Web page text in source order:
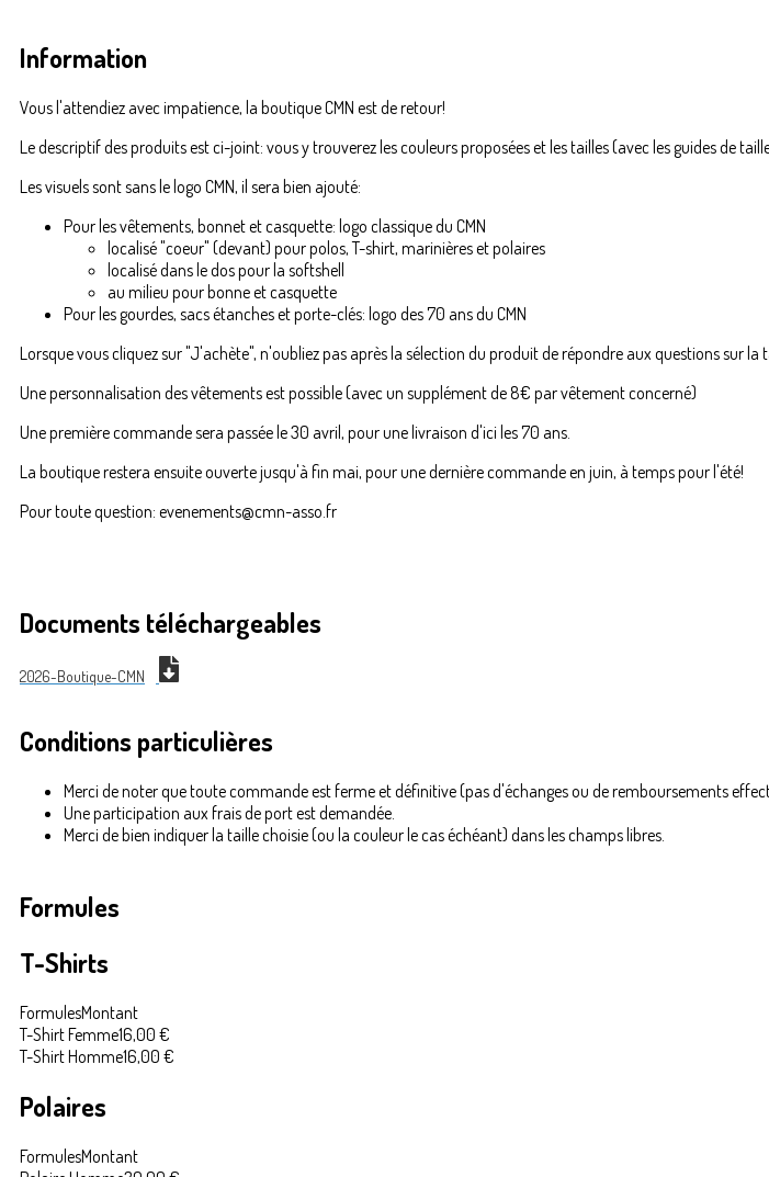
Information
Vous l'attendiez avec impatience, la boutique CMN est de retour!
Le descriptif des produits est ci-joint: vous y trouverez les couleurs proposées et les tailles (avec les guides de
Les visuels sont sans le logo CMN, il sera bien ajouté:
Pour les vêtements, bonnet et casquette: logo classique du CMN
localisé "coeur" (devant) pour polos, T-shirt, marinières et polaires
localisé dans le dos pour la softshell
au milieu pour bonne et casquette
Pour les gourdes, sacs étanches et porte-clés: logo des 70 ans du CMN
Lorsque vous cliquez sur "J'achète", n'oubliez pas après la sélection du produit de répondre aux questions sur
Une personnalisation des vêtements est possible (avec un supplément de 8€ par vêtement concerné)
Une première commande sera passée le 30 avril, pour une livraison d'ici les 70 ans.
La boutique restera ensuite ouverte jusqu'à fin mai, pour une dernière commande en juin, à temps pour l'été!
Pour toute question: evenements@cmn-asso.fr
Documents téléchargeables
2026-Boutique-CMN
Conditions particulières
Merci de noter que toute commande est ferme et définitive (pas d'échanges ou de remboursements
Une participation aux frais de port est demandée.
Merci de bien indiquer la taille choisie (ou la couleur le cas échéant) dans les champs libres.
Formules
T-Shirts
FormulesMontant
T-Shirt Femme16,00 €
T-Shirt Homme16,00 €
Polaires
FormulesMontant